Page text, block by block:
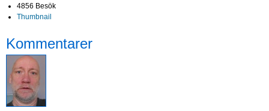
4856 Besök
Thumbnail
Kommentarer